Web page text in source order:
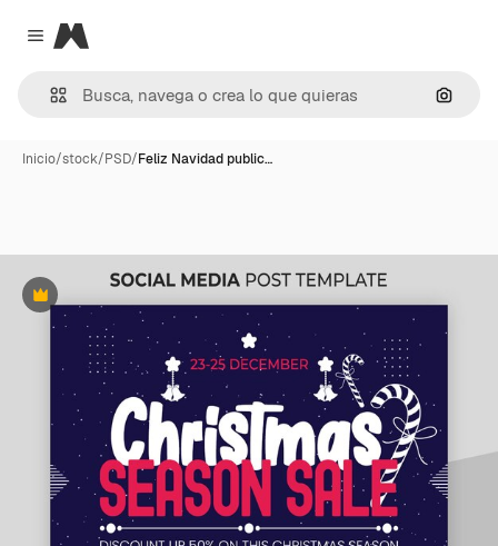
Close menu
Magnific
Inicio/stock/PSD/Feliz Navidad public…
Premium